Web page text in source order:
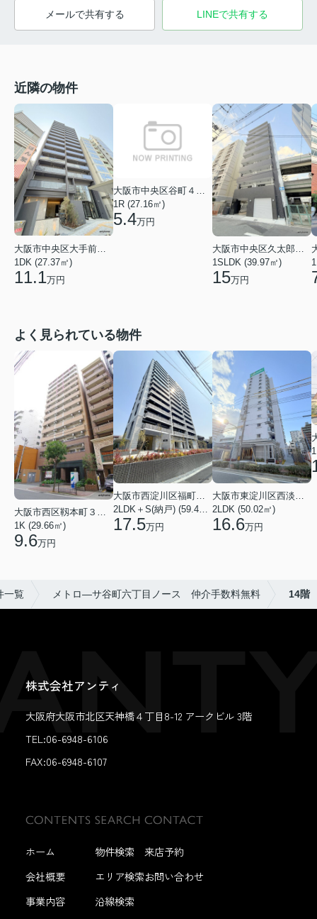
メールで共有する LINEで共有する
近隣の物件
大阪市中央区大手前１丁目
1DK (27.37㎡)
11.1万円
大阪市中央区谷町４丁目
1R (27.16㎡)
5.4万円
大阪市中央区久太郎町１丁目
1SLDK (39.97㎡)
15万円
よく見られている物件
大阪市西区靱本町３丁目
1K (29.66㎡)
9.6万円
17.5万円
2LDK (50.02㎡)
16.6万円
一覧 メトロ―サ谷町六丁目ノース 仲介手数料無料 14階
株式会社アンティ
大阪府大阪市北区天神橋４丁目8-12 アークビル 3階
TEL:06-6948-6106
FAX:06-6948-6107
ホーム
会社概要
事業内容
物件検索
エリア検索
沿線検索
来店予約
お問い合わせ